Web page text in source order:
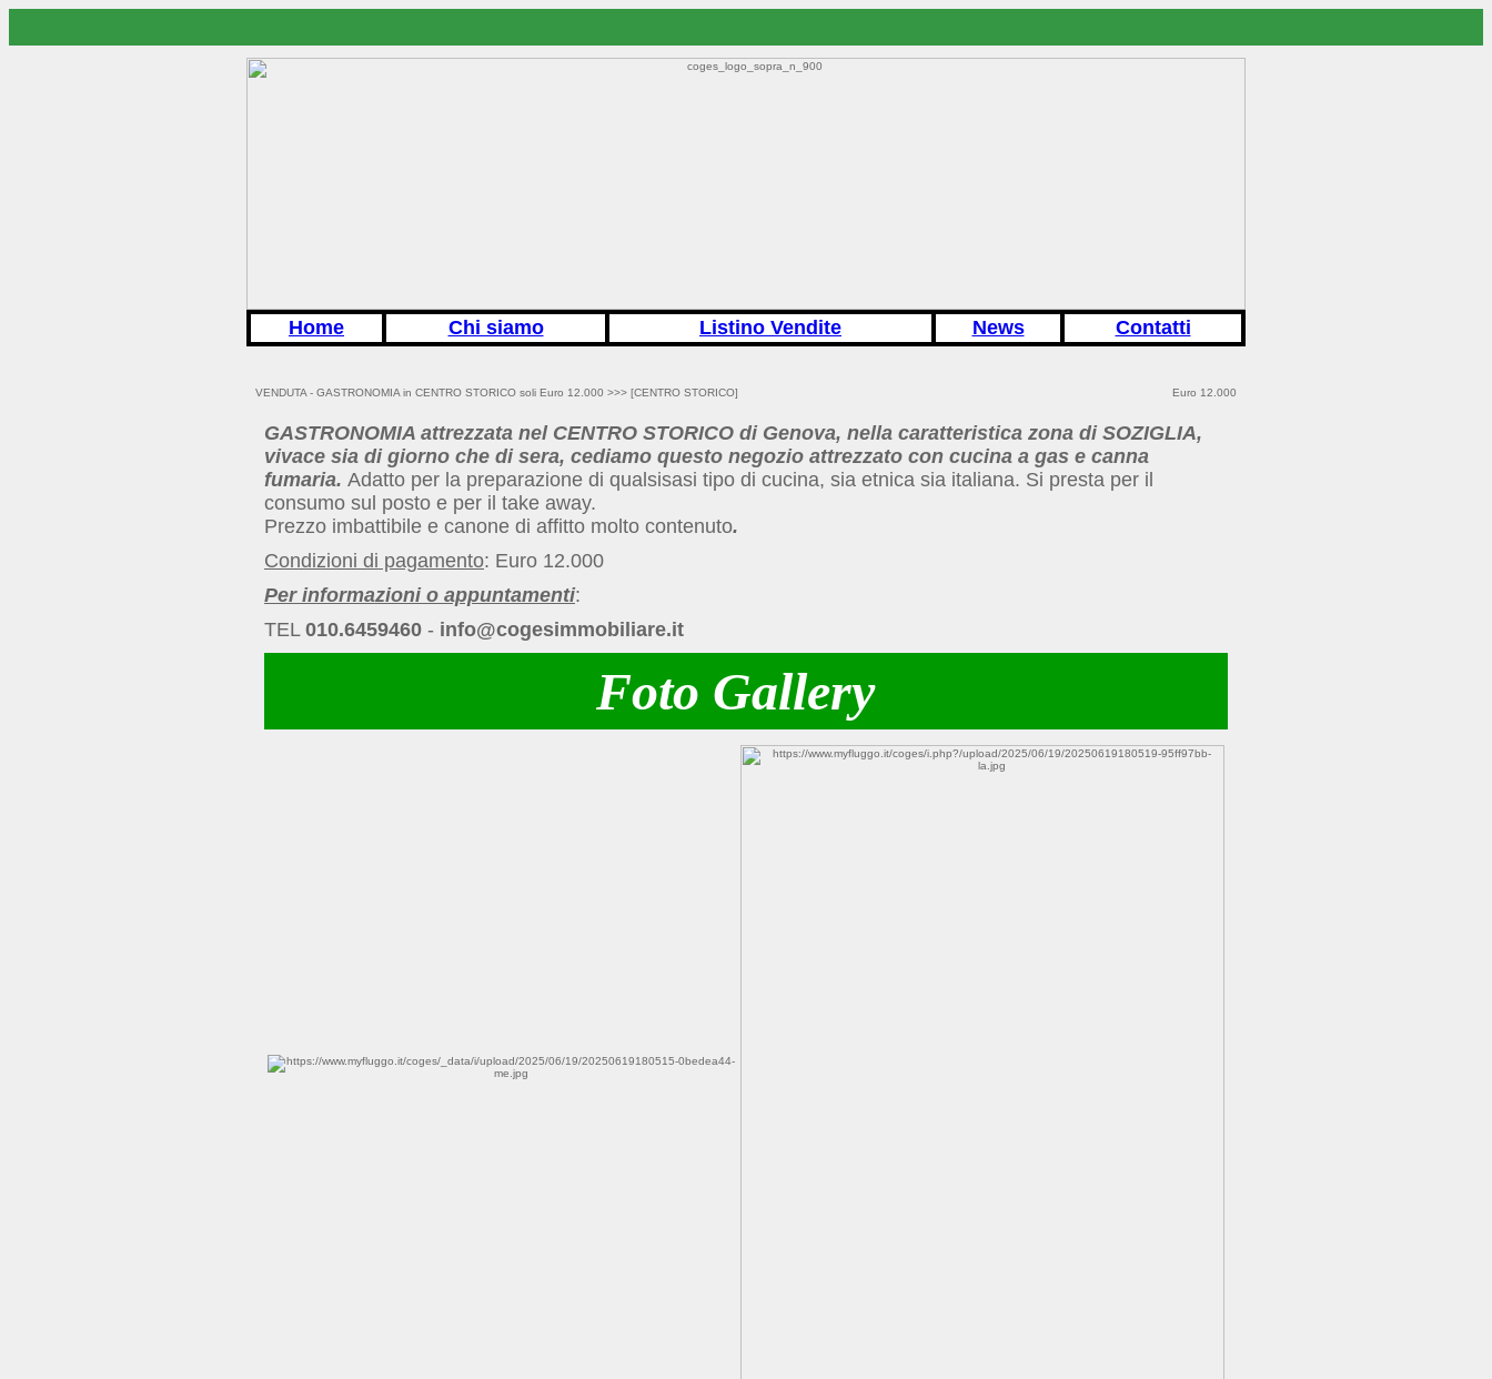
Home Chi siamo Listino Vendite News Contatti
VENDUTA - GASTRONOMIA in CENTRO STORICO soli Euro 12.000 >>> [CENTRO STORICO] Euro 12.000
GASTRONOMIA attrezzata nel CENTRO STORICO di Genova, nella caratteristica zona di SOZIGLIA,
vivace sia di giorno che di sera, cediamo questo negozio attrezzato con cucina a gas e canna
fumaria. Adatto per la preparazione di qualsisasi tipo di cucina, sia etnica sia italiana. Si presta per il
consumo sul posto e per il take away.
Prezzo imbattibile e canone di affitto molto contenuto.
Condizioni di pagamento: Euro 12.000
Per informazioni o appuntamenti:
TEL 010.6459460 - info@cogesimmobiliare.it
Foto Gallery